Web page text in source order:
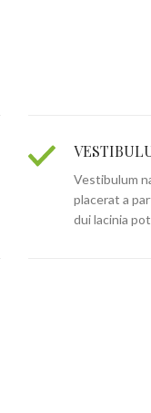
Vestibulum
placerat a
dui lacinia